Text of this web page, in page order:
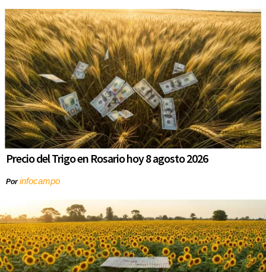
Precio del Trigo en Rosario hoy 8 agosto 2026
Porinfocampo